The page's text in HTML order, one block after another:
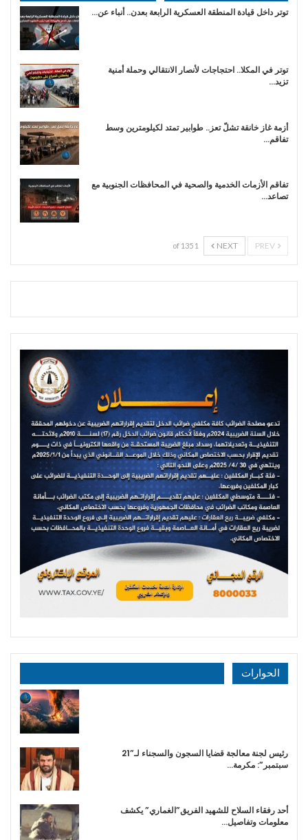
توتر داخل قيادة المنطقة العسكرية الرابعة بعدن.. أنباء عن…
توتر في المكلا.. احتجاجات لأنصار الانتقالي وحملة أمنية
تزيد…
أزمة غاز خانقة تشلّ تعز.. طوابير تمتد لكيلومترين وسط
تفاقم…
تفاقم الأزمات الخدمية والصحية في المحافظات الجنوبية مع
تصاعد…
NEXT
1 of 135
الحوارات
رئيس لجنة معالجة قضايا السجون والسجناء لـ”21
سبتمبر”: مكرمة…
أحد رفقاء السلاح للشهيد الفريق”الغماري” يكشف
معلومات وتفاصيل…